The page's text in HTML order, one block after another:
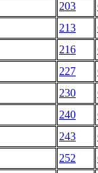
203
213
216
227
230
240
243
252